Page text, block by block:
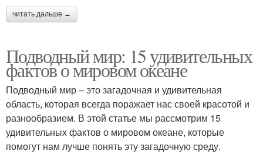
читать дальше →
Подводный мир: 15 удивительных
фактов о мировом океане
Подводный мир – это загадочная и удивительная
область, которая всегда поражает нас своей красотой и
разнообразием. В этой статье мы рассмотрим 15
удивительных фактов о мировом океане, которые
помогут нам лучше понять эту загадочную среду.